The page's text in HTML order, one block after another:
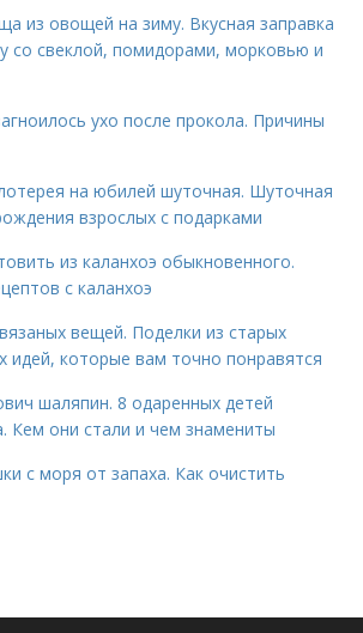
из овощей на зиму. Вкусная заправка
со свеклой, помидорами, морковью и
ухо после прокола. Причины
на юбилей шуточная. Шуточная
взрослых с подарками
из каланхоэ обыкновенного.
с каланхоэ
вещей. Поделки из старых
идей, которые вам точно понравятся
шаляпин. 8 одаренных детей
Кем они стали и чем знамениты
с моря от запаха. Как очистить